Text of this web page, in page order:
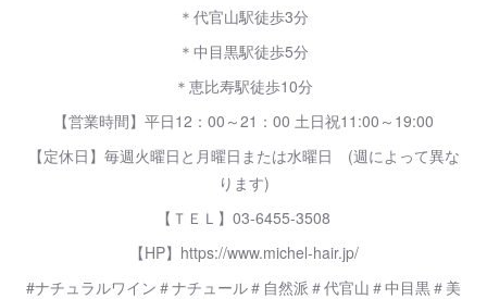
＊代官山駅徒歩3分
＊中目黒駅徒歩5分
＊恵比寿駅徒歩10分
【営業時間】平日12：00～21：00 土日祝11:00～19:00
【定休日】毎週火曜日と月曜日または水曜日 (週によって異な
ります)
【ＴＥＬ】03-6455-3508
【HP】https://www.michel-hair.jp/
#ナチュラルワイン＃ナチュール＃自然派＃代官山＃中目黒＃美